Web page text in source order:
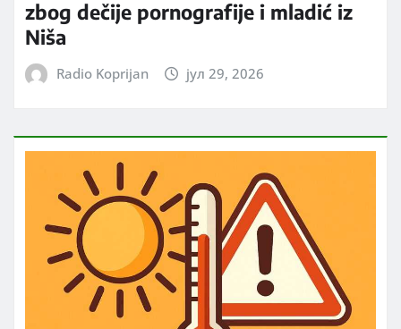
zbog dečije pornografije i mladić iz
Niša
Radio Koprijan јул 29, 2026